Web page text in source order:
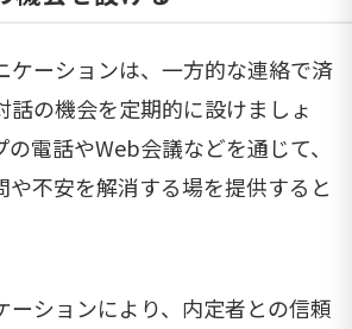
ケーションは、一方的な連絡で済
話の機会を定期的に設けましょ
電話やWeb会議などを通じて、
や不安を解消する場を提供すると
ーションにより、内定者との信頼